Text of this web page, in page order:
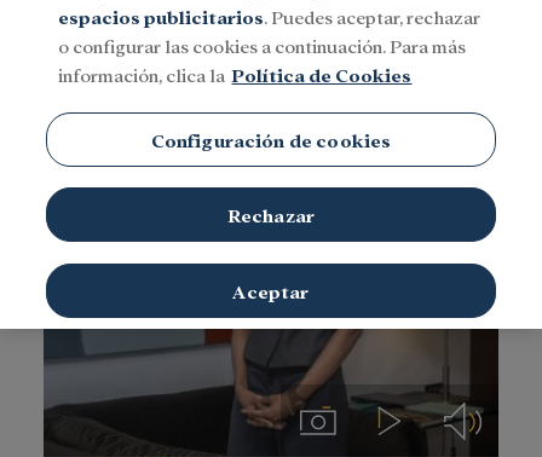
Discriminación
ImágenesVideos Audios
espacios publicitarios. Puedes aceptar, rechazar
o configurar las cookies a continuación. Para más
información, clica la Política de Cookies
Configuración de cookies
Rechazar
Aceptar